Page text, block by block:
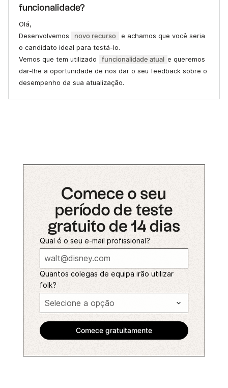
funcionalidade?
Olá,
Desenvolvemos
novo recurso
e achamos que você seria
o candidato ideal para testá-lo.
Vemos que tem utilizado
funcionalidade atual e queremos
dar-lhe a oportunidade de nos dar o seu feedback sobre o
desempenho da sua atualização.
Comece o seu
período de teste
gratuito de 14 dias
Qual é o seu e-mail profissional?
Quantos colegas de equipa irão utilizar
folk?